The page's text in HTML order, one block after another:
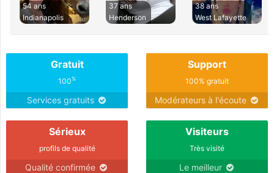
54 ans
Indianapolis
37 ans
Henderson
38 ans
West Lafayette
Gratuit
100%
Services gratuits
Support
100% gratuit
Modérateurs à l'écoute
Sérieux
profils de qualité
Qualité confirmée
Visiteurs
Très visité
Le meilleur